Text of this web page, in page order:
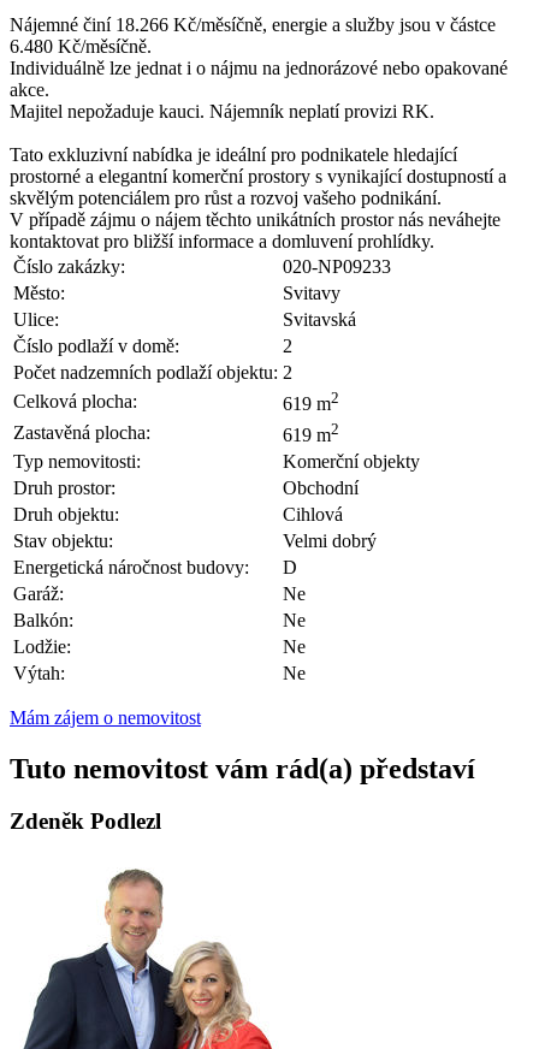
Nájemné činí 18.266 Kč/měsíčně, energie a služby jsou v částce
6.480 Kč/měsíčně.
Individuálně lze jednat i o nájmu na jednorázové nebo opakované
akce.
Majitel nepožaduje kauci. Nájemník neplatí provizi RK.
Tato exkluzivní nabídka je ideální pro podnikatele hledající
prostorné a elegantní komerční prostory s vynikající dostupností a
skvělým potenciálem pro růst a rozvoj vašeho podnikání.
V případě zájmu o nájem těchto unikátních prostor nás neváhejte
kontaktovat pro bližší informace a domluvení prohlídky.
Číslo zakázky:
020-NP09233
Město:
Svitavy
Ulice:
Svitavská
Číslo podlaží v domě:
2
Počet nadzemních podlaží objektu: 2
Celková plocha:
619 m2
Zastavěná plocha: 619 m2
Typ nemovitosti:
Komerční objekty
Druh prostor:
Obchodní
Druh objektu:
Cihlová
Stav objektu:
Velmi dobrý
Energetická náročnost budovy:
D
Garáž:
Ne
Balkón:
Ne
Lodžie:
Ne
Výtah:
Ne
Mám zájem o nemovitost
Tuto nemovitost vám rád(a) představí
Zdeněk Podlezl